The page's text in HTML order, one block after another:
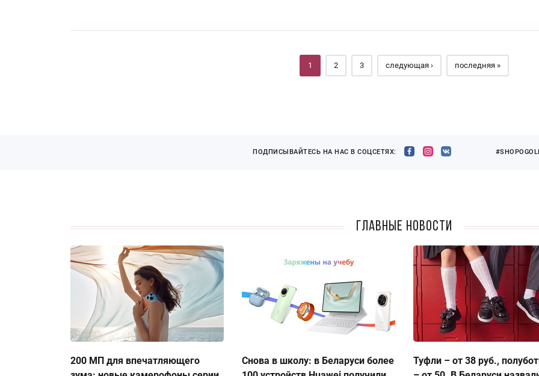
1 2 3 следующая › последняя »
ПОДПИСЫВАЙТЕСЬ НА НАС В СОЦСЕТЯХ:
Главные новости
200 МП для впечатляющего
Снова в школу: в Беларуси более
Туфли – от 38 руб.,